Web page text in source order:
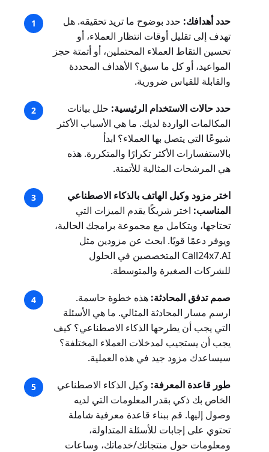
حدد أهدافك: حدد بوضوح ما تريد تحقيقه. هل
تهدف إلى تقليل أوقات انتظار العملاء، أو
تحسين التقاط العملاء المحتملين، أو أتمتة حجز
المواعيد، أو كل ما سبق؟ الأهداف المحددة
والقابلة للقياس ضرورية.
حدد حالات الاستخدام الرئيسية: حلل بيانات
المكالمات الواردة لديك. ما هي الأسباب الأكثر
شيوعًا التي يتصل بها العملاء؟ ابدأ
بالاستفسارات الأكثر تكرارًا والمتكررة. هذه
هي المرشحات المثالية للأتمتة.
اختر مزود وكيل الهاتف بالذكاء الاصطناعي
المناسب: اختر شريكًا يقدم الميزات التي
تحتاجها، ويتكامل مع مجموعة برامجك الحالية،
ويوفر دعمًا قويًا. ابحث عن مزودين مثل
Call24x7.AI المتخصصين في الحلول
للشركات الصغيرة والمتوسطة.
صمم تدفق المحادثة: هذه خطوة حاسمة.
ارسم مسار المحادثة المثالي. ما هي الأسئلة
التي يجب أن يطرحها الذكاء الاصطناعي؟ كيف
يجب أن يستجيب لمدخلات العملاء المختلفة؟
سيساعدك مزود جيد في هذه العملية.
طور قاعدة المعرفة: وكيل الذكاء الاصطناعي
الخاص بك ذكي بقدر المعلومات التي لديه
وصول إليها. قم ببناء قاعدة معرفية شاملة
تحتوي على إجابات للأسئلة المتداولة،
ومعلومات حول منتجاتك/خدماتك، وساعات